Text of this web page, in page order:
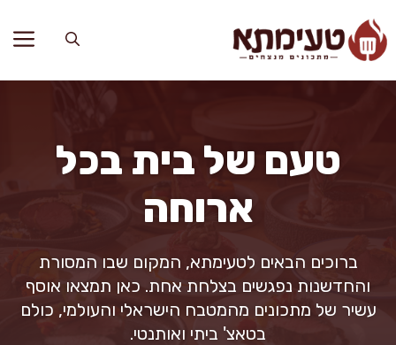
לתוכן
טעם של בית בכל
ארוחה
ברוכים הבאים לטעימתא, המקום שבו המסורת
והחדשנות נפגשים בצלחת אחת. כאן תמצאו אוסף
עשיר של מתכונים מהמטבח הישראלי והעולמי, כולם
בטאצ' ביתי ואותנטי.